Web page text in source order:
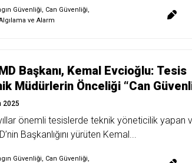
Güvenliği, Can Güvenliği,
ve Alarm
Başkanı, Kemal Evcioğlu: Tesis
Müdürlerin Önceliği “Can
2025
önemli tesislerde teknik yöneticilik yapan
Başkanlığını yürüten Kemal...
Güvenliği, Can Güvenliği,